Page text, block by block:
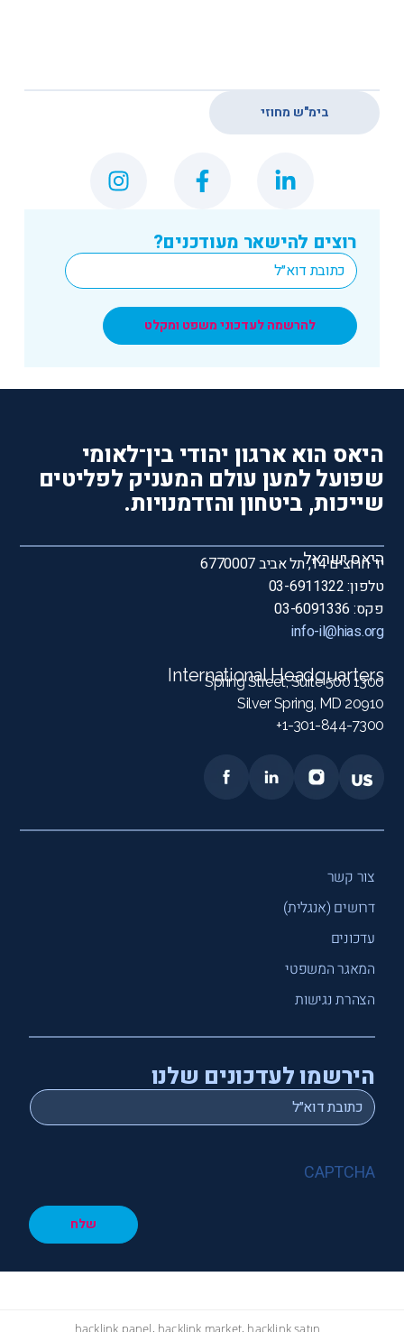
רוצים להישאר מעודכנים?
Email
*
להרשמה לעדכוני משפט ומקלט
בימ"ש מחוזי
היאס הוא ארגון יהודי בין־לאומי
שפועל למען עולם המעניק לפליטים
שייכות, ביטחון והזדמנויות.
היאס ישראל
יד חרוצים 14, תל אביב 6770007
טלפון: 03-6911322
פקס: 03-6091336
info-il@hias.org
International Headquarters
1300 Spring Street, Suite 500
Silver Spring, MD 20910
1-301-844-7300+
צור קשר
דרושים (אנגלית)
עדכונים
המאגר המשפטי
הצהרת נגישות
הירשמו לעדכונים שלנו
Email
*
CAPTCHA
שלח
hacklink panel, hacklink market, hacklink satın